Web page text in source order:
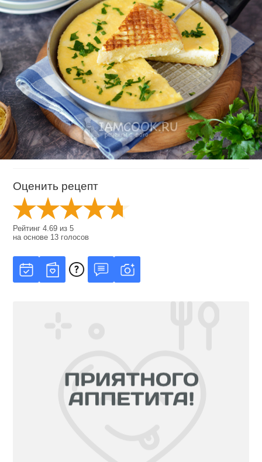
Оценить рецепт
Рейтинг4.69 из5
на основе 13 голосов